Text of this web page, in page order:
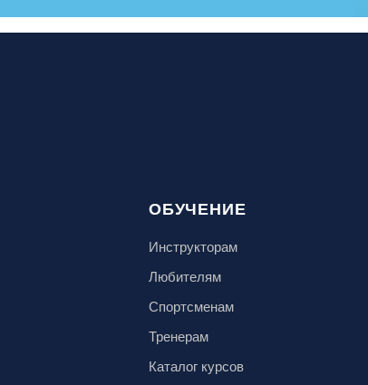
ОБУЧЕНИЕ
Инструкторам
Любителям
Спортсменам
Тренерам
Каталог курсов